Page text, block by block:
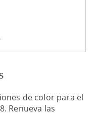
de color para el
Renueva las